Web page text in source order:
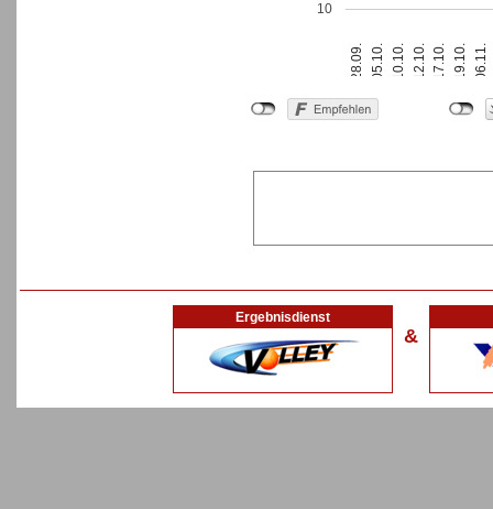
28.09. 05.10. 10.10. 12.10. 17.10. 19.10. 06.11.
10
Ergebnisdienst
&